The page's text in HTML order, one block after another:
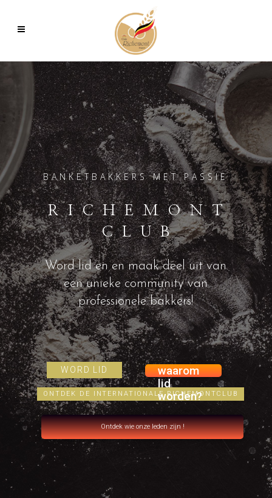
BANKETBAKKERS MET PASSIE
WORD LID
RICHEMONT
CLUB
ONTDEK DE INTERNATIONALE RICHEMONTCLUB
Word lid en en maak deel uit van
een unieke community van
professionele bakkers!
Ontdek wie onze leden zijn !
waarom
lid
worden?